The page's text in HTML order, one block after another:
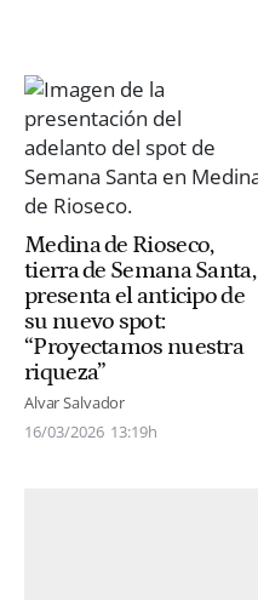
Medina de Rioseco,
tierra de Semana Santa,
presenta el anticipo de
su nuevo spot:
“Proyectamos nuestra
riqueza”
Alvar Salvador
16/03/2026 13:19h